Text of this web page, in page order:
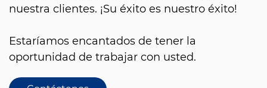
nuestra clientes. ¡Su éxito es nuestro éxito!
Estaríamos encantados de tener la
oportunidad de trabajar con usted.